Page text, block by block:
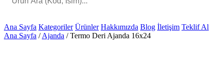
Ana Sayfa Kategoriler Ürünler Hakkımızda Blog İletişim Teklif Al
Ana Sayfa / Ajanda / Termo Deri Ajanda 16x24